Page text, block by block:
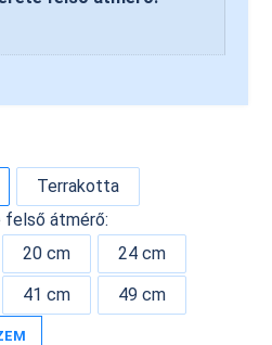
Terrakotta
átmérő:
20 cm
24 cm
41 cm 49 cm